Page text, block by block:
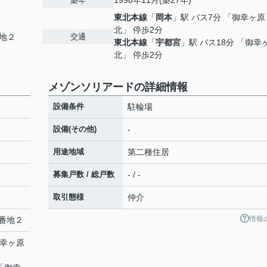
２ 交通
東北本線 「 岡本 」駅 バス7分 「御幸ヶ原
北」 停歩2分
東北本線 「宇都宮 」駅 バス18分 「御幸
北」 停歩2分
地２
ヶ原
メゾンソリアードの詳細情報
設備条件 駐輪場
設備(その他) -
用途地域 第二種住居
募集戸数 / 総戸数 - / -
取引態様 仲介
情報